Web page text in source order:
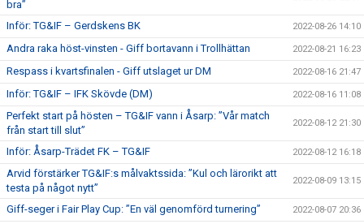
bra”
Inför: TG&IF – Gerdskens BK 2022-08-26 14:10
Andra raka höst-vinsten - Giff bortavann i Trollhättan 2022-08-21 16:23
Respass i kvartsfinalen - Giff utslaget ur DM 2022-08-16 21:47
Inför: TG&IF – IFK Skövde (DM) 2022-08-16 11:08
Perfekt start på hösten – TG&IF vann i Åsarp: ”Vår match
från start till slut”
2022-08-12 21:30
Inför: Åsarp-Trädet FK – TG&IF 2022-08-12 16:18
Arvid förstärker TG&IF:s målvaktssida: ”Kul och lärorikt att
testa på något nytt”
2022-08-09 13:15
Giff-seger i Fair Play Cup: ”En väl genomförd turnering” 2022-08-07 20:36